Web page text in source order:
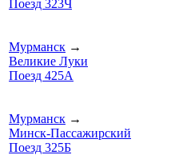
Поезд 323Ч
Мурманск →
Великие Луки
Поезд 425А
Мурманск →
Минск-Пассажирский
Поезд 325Б